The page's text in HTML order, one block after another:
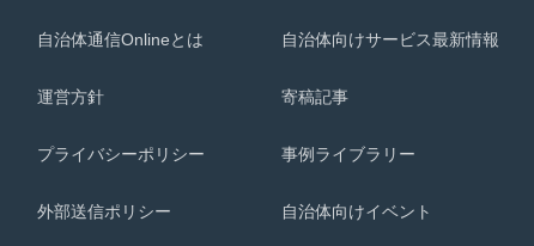
自治体通信Onlineとは
運営方針
プライバシーポリシー
外部送信ポリシー
自治体向けサービス最新情報
寄稿記事
事例ライブラリー
自治体向けイベント